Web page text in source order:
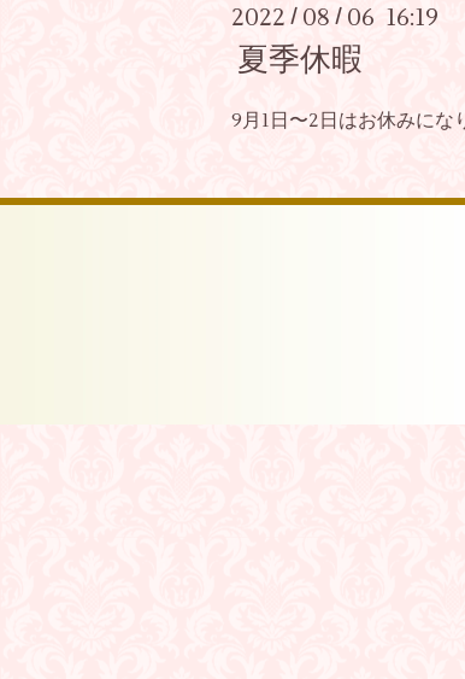
2022 / 08 / 06 16:19
夏季休暇
9月1日〜2日はお休みにな